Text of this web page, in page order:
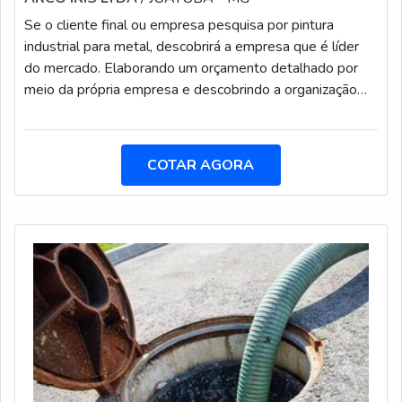
Se o cliente final ou empresa pesquisa por pintura
industrial para metal, descobrirá a empresa que é líder
do mercado. Elaborando um orçamento detalhado por
meio da própria empresa e descobrindo a organização
PINTURA INDUSTRIAL PARA METALSe alguém busca
segura, acha o site da Arco Iris Manutenção. É possível
encontrar jateamento abrasivo e pintura anticorrosiva,
resultado ao cliente.Discorrendo ainda sobre pintura
industrial para metal, deve-se ter a exatidão em orçar
com empresas que prezam por produtos e serviços que
tenham ótima qualidade e assertividade, pontos
importantes que ficam de fora no planejamento de
empresas que visam apenas o lucro, deixando a desejar
nos outros fatores.É importante lembrar que o serviço
deve sempre ser prestado por empresas especializadas
COTAR AGORA